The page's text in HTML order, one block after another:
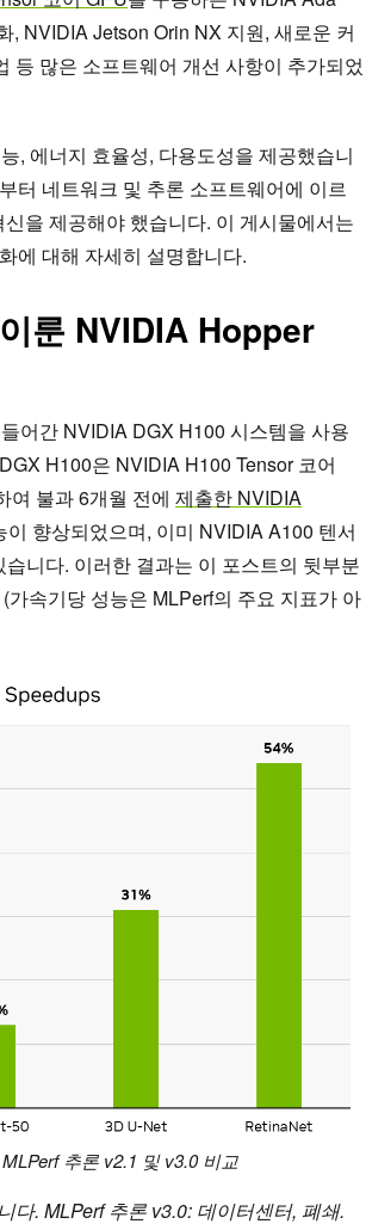
NVIDIA Jetson Orin NX 지원, 새로운 커
등 많은 소프트웨어 개선 사항이 추가되었
, 에너지 효율성, 다용도성을 제공했습니
터 네트워크 및 추론 소프트웨어에 이르
을 제공해야 했습니다. 이 게시물에서는
에 대해 자세히 설명합니다.
룬 NVIDIA Hopper
어간 NVIDIA DGX H100 시스템을 사용
H100은 NVIDIA H100 Tensor 코어
여 불과 6개월 전에 제출한 NVIDIA
향상되었으며, 이미 NVIDIA A100 텐서
니다. 이러한 결과는 이 포스트의 뒷부분
속기당 성능은 MLPerf의 주요 지표가 아
추론 v2.1 및 v3.0 비교
다. MLPerf 추론 v3.0: 데이터센터, 폐쇄.